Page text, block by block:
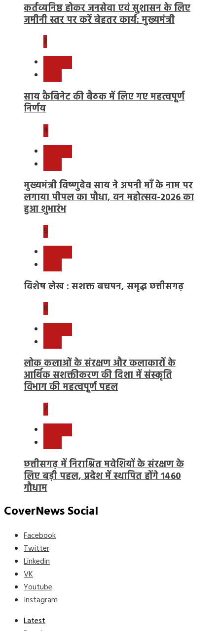
कर्तव्यनिष्ठ होकर जनसेवा एवं सुशासन के लिए
जमीनी स्तर पर करें बेहतर कार्य: मुख्यमंत्री
3
साय कैबिनेट की बैठक में लिए गए महत्वपूर्ण
निर्णय
4
मुख्यमंत्री विष्णुदेव साय ने अपनी माँ के नाम पर
लगाया पीपल का पौधा, वन महोत्सव-2026 का
हुआ शुभारंभ
5
विशेष लेख : सशक्त बचपन, समृद्ध छत्तीसगढ़
6
लोक कलाओं के संरक्षण और कलाकारों के
आर्थिक सशक्तीकरण की दिशा में संस्कृति
विभाग की महत्वपूर्ण पहल
7
छत्तीसगढ़ में निराश्रित मवेशियों के संरक्षण के
लिए बड़ी पहल, प्रदेश में स्थापित होंगे 1460
गौधाम
CoverNews Social
Facebook
Twitter
Linkedin
VK
Youtube
Instagram
Latest